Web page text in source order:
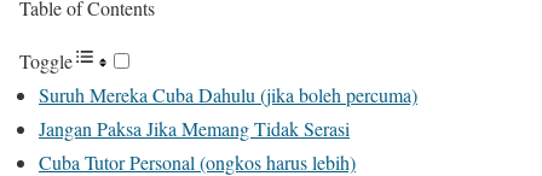
Table of Contents
Toggle
Suruh Mereka Cuba Dahulu (jika boleh percuma)
Jangan Paksa Jika Memang Tidak Serasi
Cuba Tutor Personal (ongkos harus lebih)